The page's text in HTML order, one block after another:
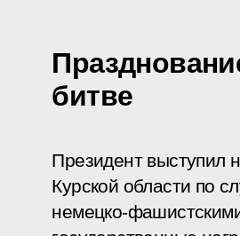
битве
Президент выступил
Курской области по
немецко-